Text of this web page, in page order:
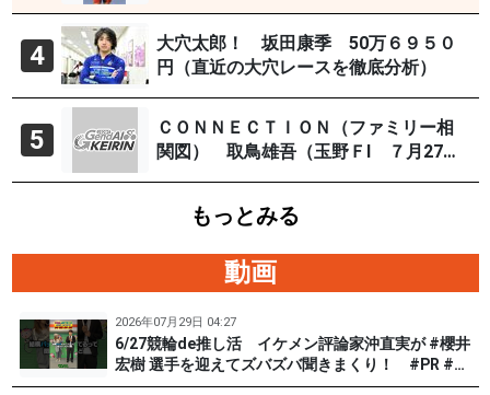
4
大穴太郎！ 坂田康季 50万６９５０
円（直近の大穴レースを徹底分析）
5
ＣＯＮＮＥＣＴＩＯＮ（ファミリー相
関図） 取鳥雄吾（玉野ＦⅠ ７月27～
もっとみる
動画
2026年07月29日 04:27
6/27競輪de推し活 イケメン評論家沖直実が #櫻井
宏樹 選手を迎えてズバズバ聞きまくり！ #PR #松
戸けいりん #和田健太郎